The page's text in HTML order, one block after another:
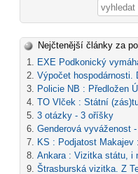
Nejčtenější články za
EXE Podkonický
Výpočet hospodárnosti.
Policie NB : Předložen
TO Vlček : Státní
3 otázky - 3 oříšky
Genderová vyváženost
KS : Podjatost Makajev
Ankara : Vizitka státu, i
Štrasburská vizitka. Z